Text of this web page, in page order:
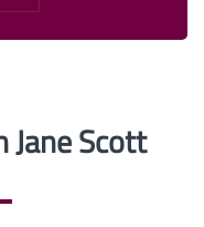
Jane Scott